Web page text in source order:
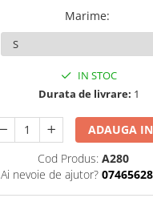
Marime:
IN STOC
Durata de livrare: 1
ADAUGA
Cod Produs: A280
Ai nevoie de ajutor?